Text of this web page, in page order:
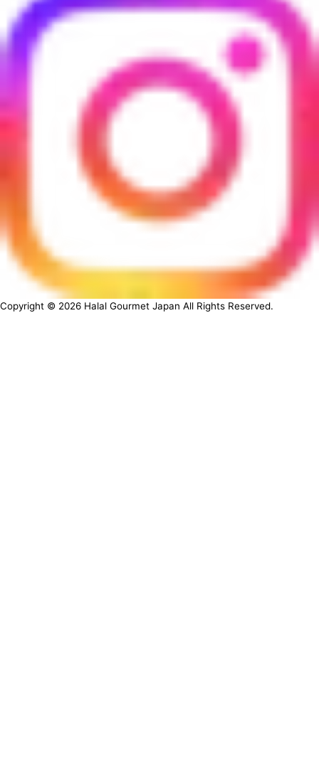
Copyright © 2026 Halal Gourmet Japan All Rights Reserved.